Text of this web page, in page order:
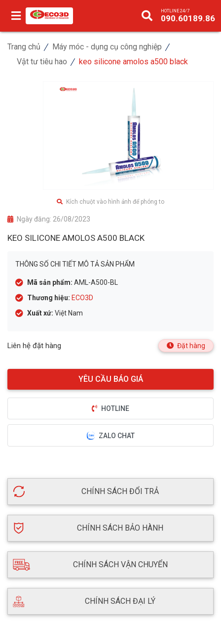
HOTLINE 24/7
090.60189.86
Trang chủ
Máy móc - dụng cụ công nghiệp
Vật tư tiêu hao
keo silicone amolos a500 black
Kích chuột vào hình ảnh để phóng to
Ngày đăng: 26/08/2023
KEO SILICONE AMOLOS A500 BLACK
THÔNG SỐ CHI TIẾT MÔ TẢ SẢN PHẨM
Mã sản phẩm: AML-A500-BL
Thương hiệu: ECO3D
Xuất xứ: Việt Nam
Liên hệ đặt hàng Đặt hàng
HOTLINE
ZALO CHAT
CHÍNH SÁCH ĐỔI TRẢ
CHÍNH SÁCH BẢO HÀNH
CHÍNH SÁCH VẬN CHUYỂN
CHÍNH SÁCH ĐẠI LÝ